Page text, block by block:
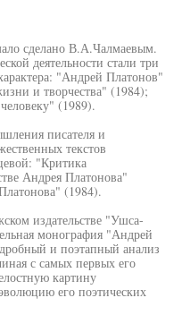
сделано В.А.Чалмаевым.
деятельности стали три
"Андрей Платонов"
и творчества" (1984);
(1989).
писателя и
текстов
"Критика
Андрея Платонова"
(1984).
издательстве "Ушса-
монография "Андрей
и поэтапный анализ
с самых первых его
картину
его поэтических